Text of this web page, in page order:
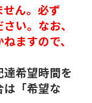
ん。必ず
い。なお、
ますので、
希望時間を
「希望な